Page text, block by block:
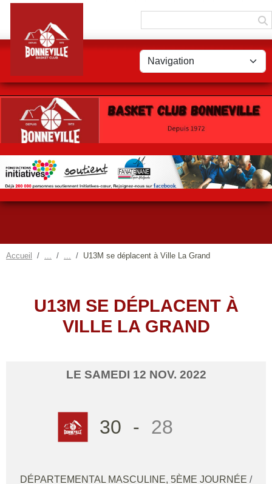
Accueil U13M se déplacent à Ville La Grand
U13M SE DÉPLACENT À
VILLE LA GRAND
LE SAMEDI 12 NOV. 2022
30 - 28
DÉPARTEMENTAL MASCULINE, 5ÈME JOURNÉE /